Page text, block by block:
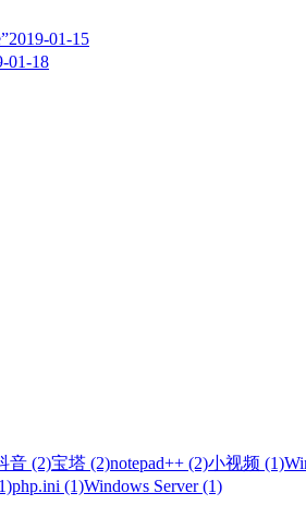
2019-01-15
01-18
音 (2)宝塔 (2)notepad++ (2)小视频 (1)
php.ini (1)Windows Server (1)